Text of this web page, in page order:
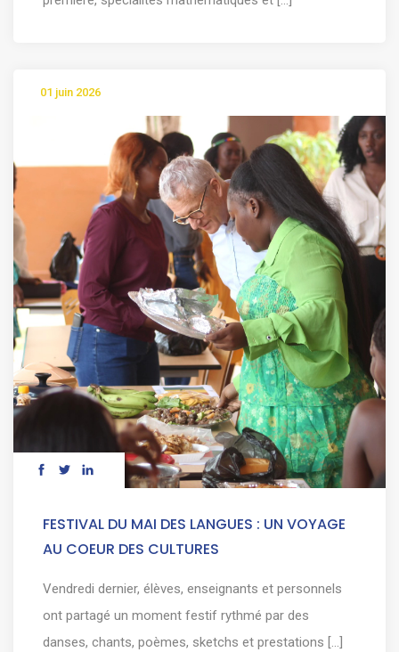
01 juin 2026
FESTIVAL DU MAI DES LANGUES : UN VOYAGE
AU COEUR DES CULTURES
Vendredi dernier, élèves, enseignants et personnels
ont partagé un moment festif rythmé par des
danses, chants, poèmes, sketchs et prestations [...]